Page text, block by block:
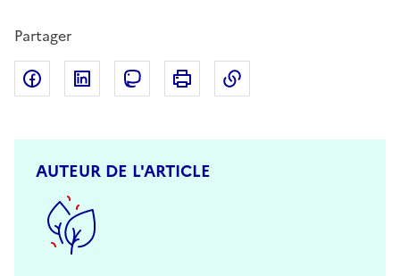
Partager
Partager sur Facebook
Partager sur LinkedIn
Partager sur Mastodon
Imprimer
AUTEUR DE L'ARTICLE